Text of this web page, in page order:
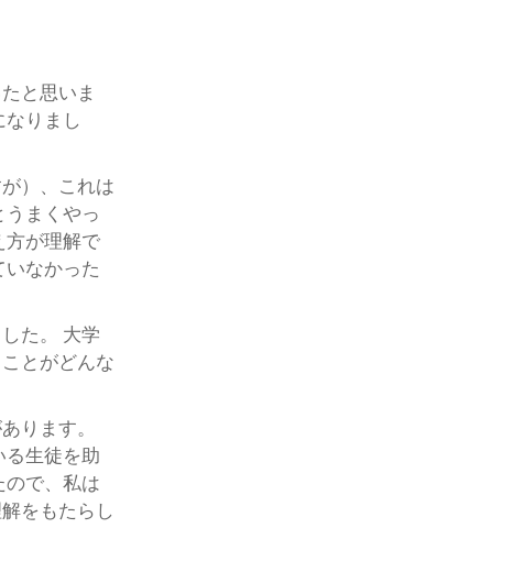
と思いま
りまし
）、これは
まくやっ
方が理解で
なかった
た。 大学
とがどんな
ります。
生徒を助
で、私は
をもたらし